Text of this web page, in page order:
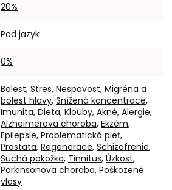
20%
Pod jazyk
0%
Bolest, Stres, Nespavost, Migréna a
bolest hlavy, Snížená koncentrace,
Imunita, Dieta, Klouby, Akné, Alergie,
Alzheimerova choroba, Ekzém,
Epilepsie, Problematická pleť,
Prostata, Regenerace, Schizofrenie,
Suchá pokožka, Tinnitus, Úzkost,
Parkinsonova choroba, Poškozené
vlasy